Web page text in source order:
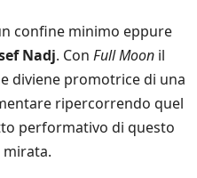
confine minimo eppure
Nadj. Con Full Moon il
diviene promotrice di una
ripercorrendo quel
performativo di questo
mirata.